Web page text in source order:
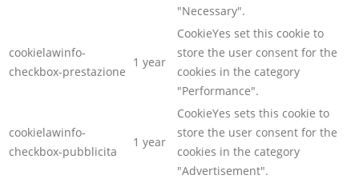
"Necessary".
cookielawinfo-
checkbox-prestazione
1 year
CookieYes set this cookie to
store the user consent for the
cookies in the category
"Performance".
cookielawinfo-
checkbox-pubblicita
1 year
CookieYes sets this cookie to
store the user consent for the
cookies in the category
"Advertisement".